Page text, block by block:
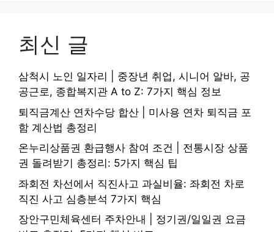
최신 글
삼척시 노인 일자리 | 중장년 취업, 시니어 알바, 공
공근로, 종합복지관 A to Z: 7가지 핵심 정보
퇴직금계산 연차수당 합산 | 미사용 연차 퇴직금 포
함 계산법 총정리
온누리상품권 환급행사 참여 조건 | 전통시장 상품
권 돌려받기 총정리: 5가지 핵심 팁
좌회전 차선에서 직진사고 과실비율: 좌회전 차로
직진 사고 심층분석 7가지 핵심
장안구민체육센터 주차안내 | 정기권/일일권 요금